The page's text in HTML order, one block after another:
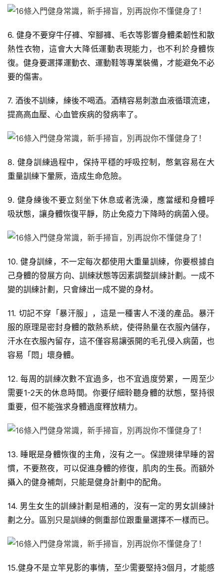
量
訓
練
肌
計
伽
身
視
6. 健身不要穿牛仔褲、窄腳褲、毛衣等影響身體柔韌性和散
熱性衣物，這會大大降低運動表現能力，也不利於身體恢
復。健身要選擇運動衣、運動鞋等專業裝備，才能避免不必
要的傷害。
7. 酒後不訓練，練後不喝酒。酒精容易刺激血液循環流速，
提高高血壓、心血管疾病的發病率了。
8. 健身訓練過程中，保持平穩的呼吸控制，憋氣容易在大
重量訓練下暈厥，造成生命危險。
9. 健身練後不要立刻坐下休息或者洗澡，應當緩和身體呼
吸狀態，讓身體恢復平靜，防止免疫力下降時的病菌入侵。
10. 健身訓練，不一定每次都使用大重量訓練，你要根據自
己身體的發展方向、訓練狀態等因素調整訓練計劃。一成不
變的訓練計劃，只會練出一成不變的身材。
11. 切記不穿「暴汗服」，這是一種害人不淺的產品。暴汗
服的原理是密封身體的散熱系統，使得熱量在衣服內儲存，
汗水在衣服內留存，這不僅容易讓張開的毛孔侵入病菌，也
容易「悶」壞身體。
12. 每周的訓練次數不宜過多，也不宜過度勞累，一周至少
需要1-2天的休息時間。你要仔細聆聽身體的狀態，堅持很
重要，但不能強求身體過度釋放精力。
13. 睡眠是身體恢復的主角，沒有之一。保證規律早睡的習
慣，不要熬夜，可以促進身體的修復，肌肉的生長。而額外
攝入的健身補劑，只能是健身計劃中的配角。
14. 男生女生的訓練計劃是相通的，沒有一定的男女訓練計
劃之分。區別只是訓練的側重部位跟重量選擇不一樣而已。
15.健身不是立竿見影的事情，至少需要堅持3個月，才能感